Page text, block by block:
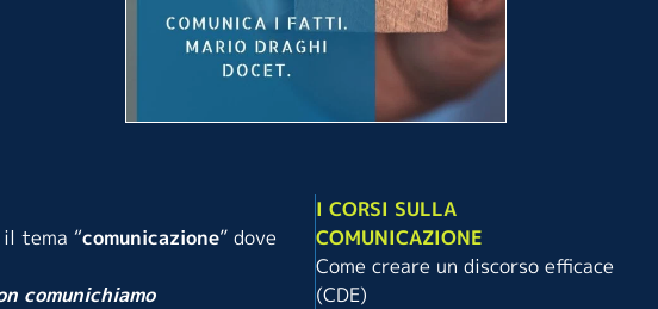
tema “comunicazione” dove
comunichiamo
I CORSI SULLA
COMUNICAZIONE
Come creare un discorso efficace
(CDE)